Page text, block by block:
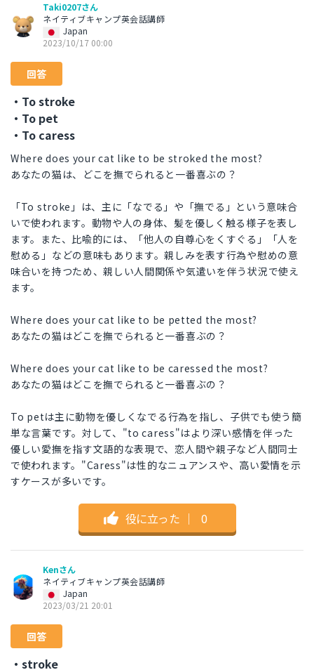
Taki0207さん
ネイティブキャンプ英会話講師
Japan
2023/10/17 00:00
回答
・To stroke
・To pet
・To caress
Where does your cat like to be stroked the most?
あなたの猫は、どこを撫でられると一番喜ぶの？
「To stroke」は、主に「なでる」や「撫でる」という意味合
いで使われます。動物や人の身体、髪を優しく触る様子を表し
ます。また、比喩的には、「他人の自尊心をくすぐる」「人を
慰める」などの意味もあります。親しみを表す行為や慰めの意
味合いを持つため、親しい人間関係や気遣いを伴う状況で使え
ます。
Where does your cat like to be petted the most?
あなたの猫はどこを撫でられると一番喜ぶの？
Where does your cat like to be caressed the most?
あなたの猫はどこを撫でられると一番喜ぶの？
To petは主に動物を優しくなでる行為を指し、子供でも使う簡
単な言葉です。対して、"to caress"はより深い感情を伴った
優しい愛撫を指す文語的な表現で、恋人間や親子など人間同士
で使われます。"Caress"は性的なニュアンスや、高い愛情を示
すケースが多いです。
役に立った ｜ 0
Kenさん
ネイティブキャンプ英会話講師
Japan
2023/03/21 20:01
回答
・stroke